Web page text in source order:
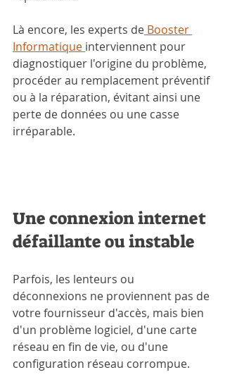
Là encore, les experts de Booster
Informatique interviennent pour
diagnostiquer l'origine du problème,
procéder au remplacement préventif
ou à la réparation, évitant ainsi une
perte de données ou une casse
irréparable.
Une connexion internet
défaillante ou instable
Parfois, les lenteurs ou
déconnexions ne proviennent pas de
votre fournisseur d'accès, mais bien
d'un problème logiciel, d'une carte
réseau en fin de vie, ou d'une
configuration réseau corrompue.